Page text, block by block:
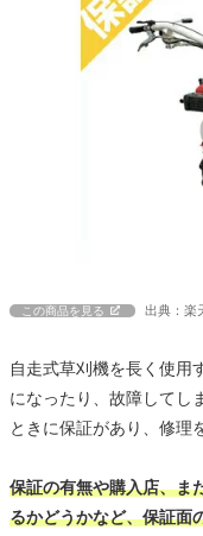
この商品を見る 出典：楽
自走式草刈機を長く使用
になったり、故障してし
ときに保証があり、修理
保証の有無や購入店、ま
るかどうかなど、保証面